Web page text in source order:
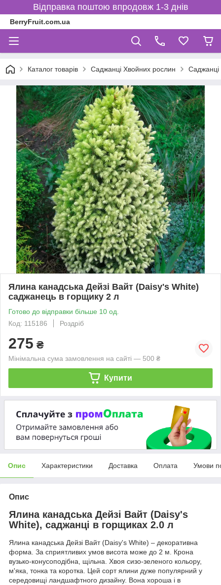
Відправка поштою впродовж 1-3 днів
BerryFruit.com.ua
Каталог товарів Саджанці Хвойних рослин
Ялина канадська Дейзі Вайт (Daisy's White)
саджанець в горщику 2 л
Готово до відправки більше 10 од.
Код: 115186
Роздріб
275 ₴
Мінімальна сума замовлення на сайті — 500 ₴
Купити
Опис Характеристики Доставка Оплата Умови
Опис
Ялина канадська Дейзі Вайт (Daisy's
White), саджанці в горщиках 2.0 л
Ялина канадська Дейзі Вайт (Daisy's White) – декоративна
форма. За сприятливих умов висота може до 2 м. Крона
вузько-конусоподібна, щільна. Хвоя сизо-зеленого кольору,
м'яка, тонка та коротка. Цей сорт ялини дуже популярний у
середовищі ландшафтного дизайну. Вона хороша і в